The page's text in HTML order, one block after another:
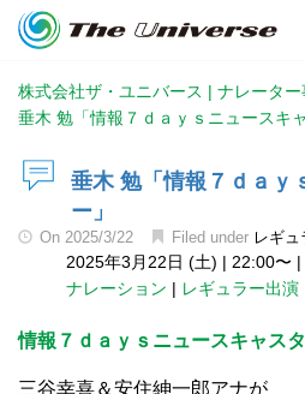
株式会社ザ・ユニバース | ナレータ
垂木 勉「情報７ｄａｙｓニュースキ
垂木 勉「情報７ｄａｙ
ー」
On 2025/3/22 Filed under レギ
2025年3月22日 (土) | 22:00〜 |
ナレーション | レギュラー出演
情報７ｄａｙｓニュースキャス
三谷幸喜＆安住紳一郎アナが